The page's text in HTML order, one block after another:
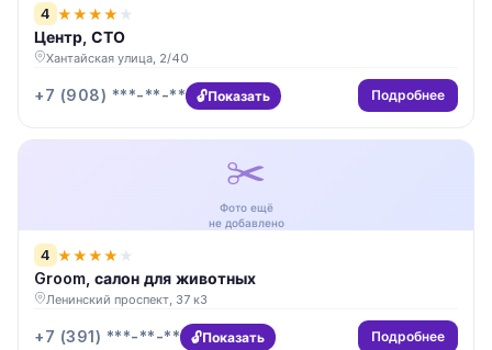
4 ★★★★ ★
Центр, СТО
Хантайская улица, 2/40
+7 (908) ***-**-** Показать Подробнее
✂️
Фото ещё
не добавлено
4 ★★★★ ★
Groom, салон для животных
Ленинский проспект, 37 к3
+7 (391) ***-**-** Показать Подробнее